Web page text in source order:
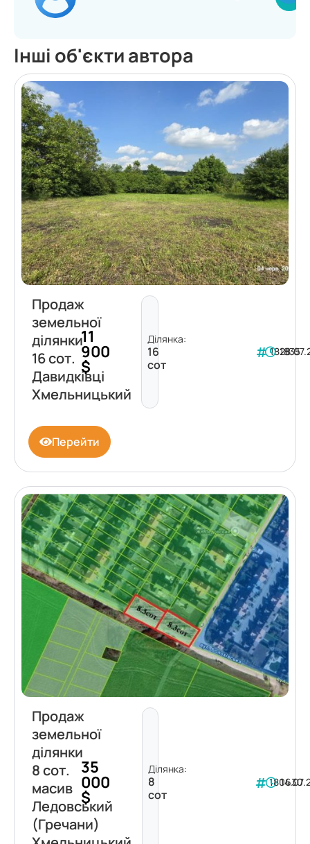
Інші об'єкти автора
Продаж
земельної
ділянки
16 сот.
Давидківці
Хмельницький
11
900
$
Ділянка:
16
сот
181835
Перейти
Продаж
земельної
ділянки
8 сот.
масив
Ледовський
(Гречани)
35
000
$
Ділянка:
8
сот
180630